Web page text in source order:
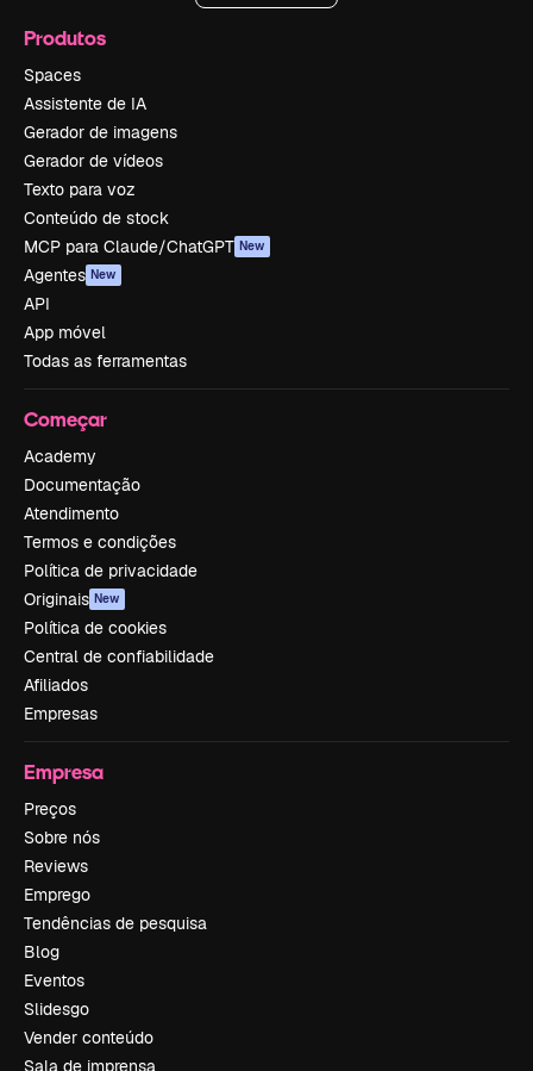
Produtos
Spaces
Assistente de IA
Gerador de imagens
Gerador de vídeos
Texto para voz
Conteúdo de stock
MCP para Claude/ChatGPT New
Agentes New
API
App móvel
Todas as ferramentas
Começar
Academy
Documentação
Atendimento
Termos e condições
Política de privacidade
Originais New
Política de cookies
Central de confiabilidade
Afiliados
Empresas
Empresa
Preços
Sobre nós
Reviews
Emprego
Tendências de pesquisa
Blog
Eventos
Slidesgo
Vender conteúdo
Sala de imprensa